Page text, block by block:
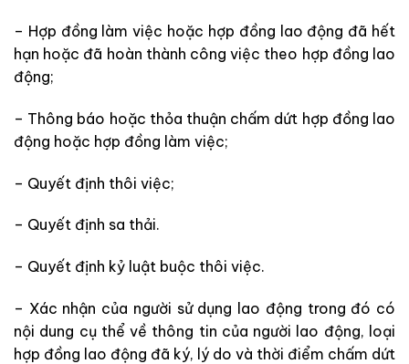
– Hợp đồng làm việc hoặc hợp đồng lao động đã hết
hạn hoặc đã hoàn thành công việc theo hợp đồng lao
động;
– Thông báo hoặc thỏa thuận chấm dứt hợp đồng lao
động hoặc hợp đồng làm việc;
– Quyết định thôi việc;
– Quyết định sa thải.
– Quyết định kỷ luật buộc thôi việc.
– Xác nhận của người sử dụng lao động trong đó có
nội dung cụ thể về thông tin của người lao động, loại
hợp đồng lao động đã ký, lý do và thời điểm chấm dứt